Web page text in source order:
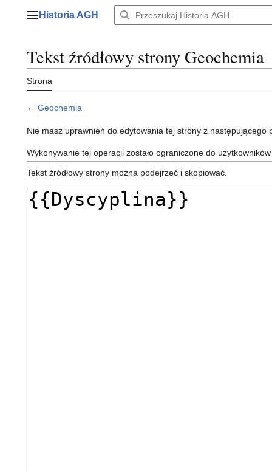
Menu główne
Historia AGH
Tekst źródłowy strony Geochemia
Strona
← Geochemia
Nie masz uprawnień do edytowania tej strony z następującego
Wykonywanie tej operacji zostało ograniczone do
Tekst źródłowy strony można podejrzeć i skopiować.